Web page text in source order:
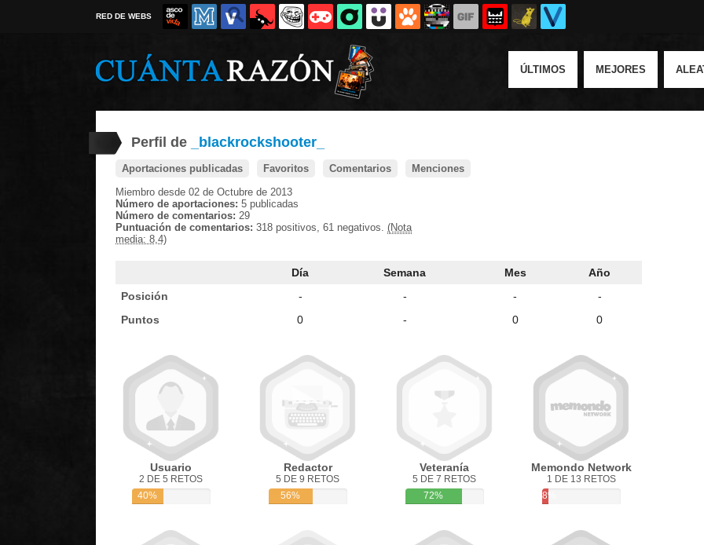
RED DE WEBS
ÚLTIMOS MEJORES
Perfil de _blackrockshooter_
Aportaciones publicadas Favoritos Comentarios
Menciones
Miembro desde 02 de Octubre de 2013
Número de aportaciones: 5 publicadas
Número de comentarios: 29
Puntuación de comentarios: 318 positivos, 61 negativos. (Nota
media: 8,4)
Día Semana Mes
Año
Posición
- - -
-
Puntos
0 - 0 0
Usuario
2 DE 5 RETOS
40%
Redactor
5 DE 9 RETOS
56%
Veteranía
5 DE 7 RETOS
72%
Memondo Network
1 DE 13 RETOS
8%